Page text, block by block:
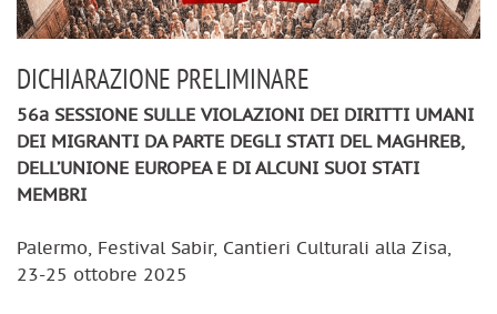
DICHIARAZIONE PRELIMINARE
56a SESSIONE SULLE VIOLAZIONI DEI DIRITTI UMANI
DEI MIGRANTI DA PARTE DEGLI STATI DEL MAGHREB,
DELL’UNIONE EUROPEA E DI ALCUNI SUOI STATI
MEMBRI
Palermo, Festival Sabir, Cantieri Culturali alla Zisa,
23-25 ottobre 2025